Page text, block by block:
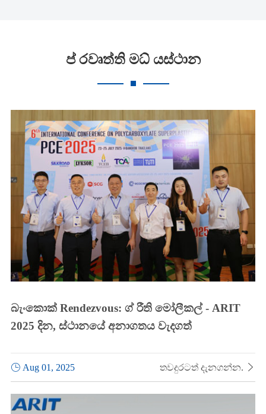
ප් රවෘත්ති මධ් යස්ථාන
බැංකොක් Rendezvous: ග් රීති මෝලීකල් - ARIT
2025 දින, ස්ථානයේ අනාගතය වැදගත්
Aug 01, 2025 තවදුරටත් දැනගන්න. 